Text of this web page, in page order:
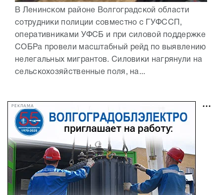
В Ленинском районе Волгоградской области
сотрудники полиции совместно с ГУФССП,
оперативниками УФСБ и при силовой поддержке
СОБРа провели масштабный рейд по выявлению
нелегальных мигрантов. Силовики нагрянули на
сельскохозяйственные поля, на...
РЕКЛАМА